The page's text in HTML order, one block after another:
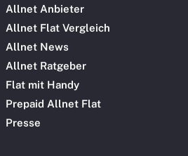
Allnet Anbieter
Allnet Flat Vergleich
Allnet News
Allnet Ratgeber
Flat mit Handy
Prepaid Allnet Flat
Presse